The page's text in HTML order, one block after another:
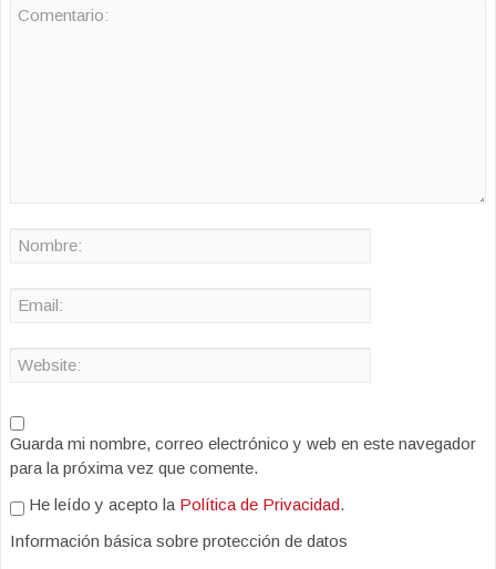
Guarda mi nombre, correo electrónico y web en este navegador
para la próxima vez que comente.
He leído y acepto la Política de Privacidad.
Información básica sobre protección de datos